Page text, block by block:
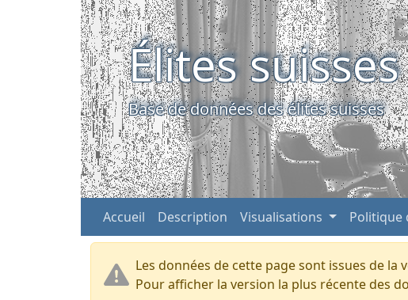
Élites suisses
Base de données des élites suisses
Accueil Description Visualisations Politique
Les données de cette page sont issues de la
Pour afficher la version la plus récente des